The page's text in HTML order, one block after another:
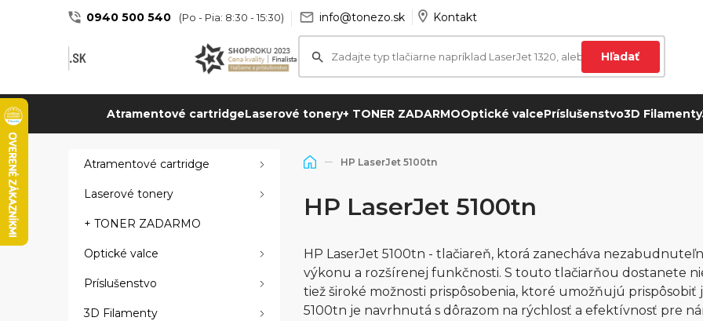
0940 500 540 (Po - Pia: 8:30 - 15:30) info@tonezo.sk Kontakt
Hľadať
Atramentové cartridgeLaserové tonery+ TONER ZADARMOOptické valcePríslušenstvo3D Filamenty
Atramentové cartridge
Laserové tonery
+ TONER ZADARMO
Optické valce
Príslušenstvo
3D Filamenty
HP LaserJet 5100tn
HP LaserJet 5100tn
HP LaserJet 5100tn - tlačiareň, ktorá zanecháva
výkonu a rozšírenej funkčnosti. S touto tlačiarňou dostanete
tiež široké možnosti prispôsobenia, ktoré umožňujú prispôsobiť
5100tn je navrhnutá s dôrazom na rýchlosť a efektívnosť pre